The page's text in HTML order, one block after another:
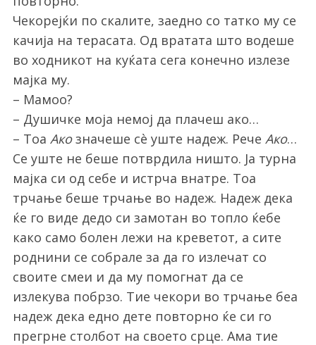
Чекорејќи по скалите, заедно со татко му се
качија на терасата. Од вратата што водеше
во ходникот на куќата сега конечно излезе
мајка му.
– Мамоо?
– Душичке моја немој да плачеш ако…
– Тоа Акозначеше сè уште надеж. Рече Ако…
Се уште не беше потврдила ништо. Ја турна
мајка си од себе и истрча внатре. Тоа
трчање беше трчање во надеж. Надеж дека
ќе го виде дедо си замотан во топло ќебе
како само болен лежи на креветот, а сите
роднини се собрале за да го излечат со
своите смеи и да му помогнат да се
излекува побрзо. Тие чекори во трчање беа
надеж дека едно дете повторно ќе си го
прегрне столбот на своето срце. Ама тие